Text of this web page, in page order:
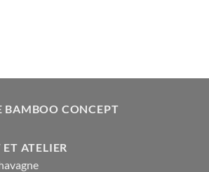
BAMBOO CONCEPT
ATELIER